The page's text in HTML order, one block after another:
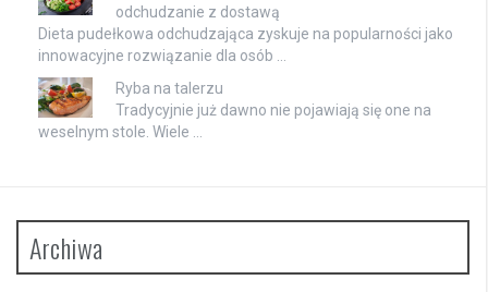
odchudzanie z dostawą
Dieta pudełkowa odchudzająca zyskuje na popularności jako
innowacyjne rozwiązanie dla osób …
Ryba na talerzu
Tradycyjnie już dawno nie pojawiają się one na
weselnym stole. Wiele …
Archiwa